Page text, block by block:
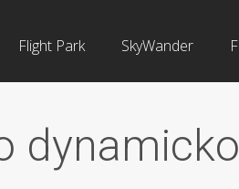
Flight Park SkyWander